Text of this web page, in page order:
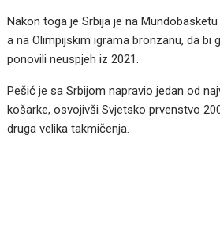
Nakon toga je Srbija je na
a na Olimpijskim igrama bronzanu, da bi
ponovili neuspjeh iz 2021.
Pešić je sa Srbijom napravio jedan od
košarke, osvojivši Svjetsko prvenstvo
druga velika takmičenja.